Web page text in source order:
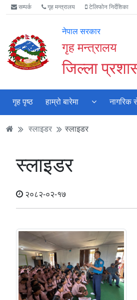
Accessibility
Mode
गर्नुहोस्
मुख्य
सामाग्री
मुख्य
नेभिगेसन
वेबसाइट
खोजमा
सम्पर्क गृह मन्त्रालय टेलिफोन निर्देशिका
नेपाल सरकार
गृह मन्त्रालय
जिल्ला
गृह पृष्ठ हाम्रो बारेमा नागरिक
स्लाइडर स्लाइडर
स्लाइडर
२०८२-०२-१७